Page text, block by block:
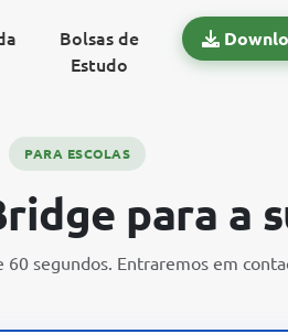
Bolsas de
Estudo
PARA ESCOLAS
para a
segundos. Entraremos em